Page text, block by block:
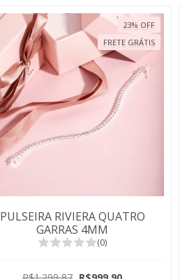
23% OFF
FRETE GRÁTIS
PULSEIRA RIVIERA QUATRO
GARRAS 4MM
(0)